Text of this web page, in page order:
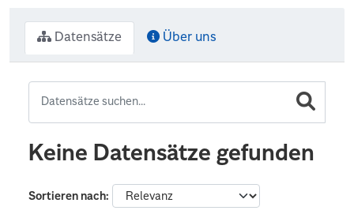
Datensätze Über uns
Keine Datensätze gefunden
Sortieren nach